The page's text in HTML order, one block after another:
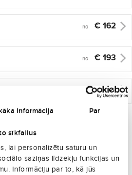
informācija Par
sīkfailus
lai personalizētu saturu un
saziņas līdzekļu funkcijas un
Informāciju par to, kā jūs
no € 162
no € 193
no € 206
kuras varētu Jums